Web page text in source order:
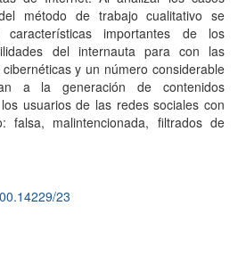
método de trabajo cualitativo se
importantes de los
del internauta para con las
y un número considerable
a la generación de contenidos
usuarios de las redes sociales con
falsa, malintencionada, filtrados de
23